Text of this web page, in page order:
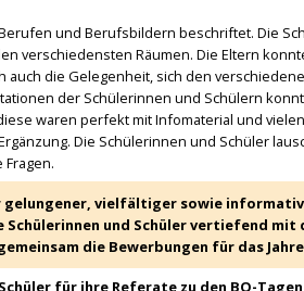
und Berufsbildern beschriftet. Die
verschiedensten Räumen. Die Eltern
die Gelegenheit, sich den
der Schülerinnen und Schülern
waren perfekt mit Infomaterial und
Die Schülerinnen und Schüler
vielfältiger sowie
Schülerinnen und Schüler vertiefend
die Bewerbungen für das
für ihre Referate zu den BO-